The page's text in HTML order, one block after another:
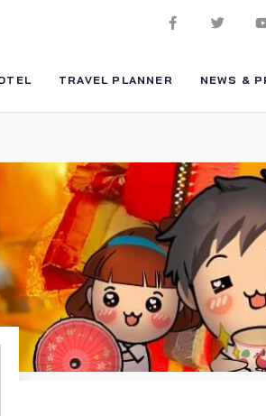
TRAVEL PLANNER NEWS &